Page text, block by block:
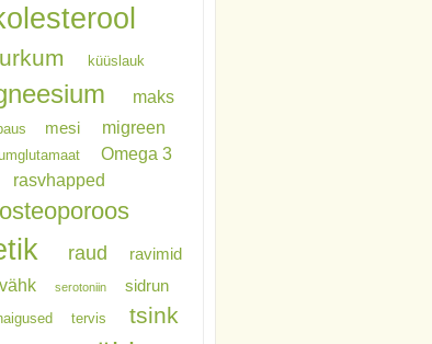
küüslauk
maks
mesi migreen
Omega 3
rasvhapped
osteoporoos
raud ravimid
serotoniin sidrun
tervis tsink